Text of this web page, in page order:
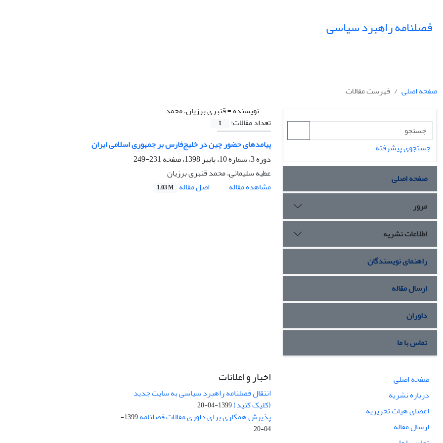
فصلنامه راهبرد سیاسی
صفحه اصلی
فهرست مقالات
نویسنده =قنبری برزیان، محمد
تعداد مقالات:
1
پیامدهای حضور چین در خلیج‌فارس بر جمهوری اسلامی ایران
دوره 3، شماره 10، پاییز 1398، صفحه
231-249
عطیه سلیمانی، محمد قنبری برزیان
مشاهده مقاله
اصل مقاله 1.03 M
جستجوی پیشرفته
صفحه اصلی
مرور
اطلاعات نشریه
راهنمای نویسندگان
ارسال مقاله
داوران
تماس با ما
صفحه اصلی
درباره نشریه
اعضای هیات تحریریه
ارسال مقاله
اخبار و اعلانات
انتقال فصلنامه راهبرد سیاسی به سایت جدید
(کلیک کنید)1399-04-20
پذیرش همکاری برای داوری مقالات فصلنامه
1399-
04-20